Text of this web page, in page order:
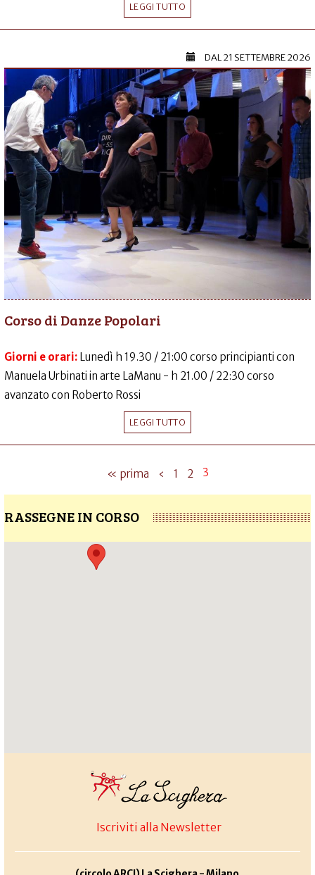
LEGGI TUTTO
DAL21 SETTEMBRE 2026
Corso di Danze Popolari
Giorni e orari: Lunedì h 19.30 / 21:00 corso principianti con
Manuela Urbinati in arte LaManu - h 21.00 / 22:30 corso
avanzato con Roberto Rossi
LEGGI TUTTO
« prima ‹ 1 2 3
RASSEGNE IN CORSO
Iscriviti alla Newsletter